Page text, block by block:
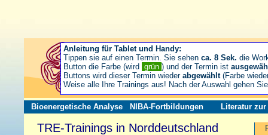
Bioenergetische Analyse NIBA-Fortbildungen Literatur zur
TRE-Trainings in Norddeutschland
Anleitung für Tablet und Handy:
Tippen sie auf einen Termin. Sie sehen ca. 8 Sek. die
Button die Farbe (wird grün ) und der Termin ist
Buttons wird dieser Termin wieder abgewählt(Farbe
Weise alle Ihre Trainings aus! Nach der Auswahl gehen